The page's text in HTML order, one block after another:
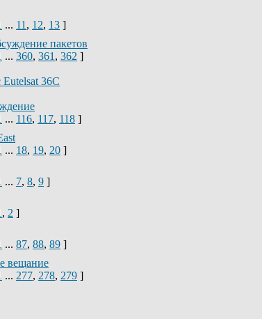
... 11 , 12, 13 ]
пакетов
... 360, 361 , 362 ]
36C
... 116, 117, 118 ]
... 18, 19, 20 ]
... 7, 8, 9 ]
, 2 ]
... 87, 88, 89 ]
вещание
... 277, 278, 279 ]